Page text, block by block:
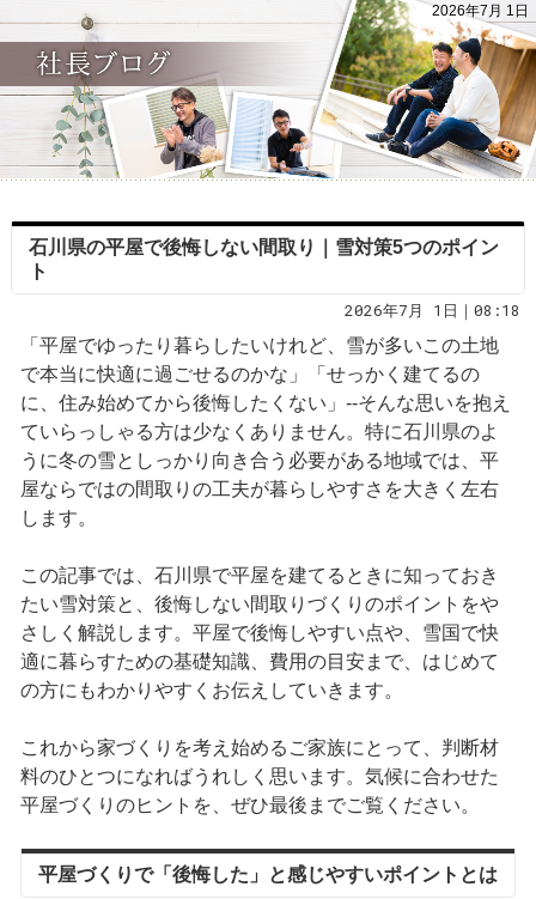
2026年7月 1日
石川県の平屋で後悔しない間取り｜雪対策5つのポイン
ト
2026年7月 1日｜08:18
「平屋でゆったり暮らしたいけれど、雪が多いこの土地
で本当に快適に過ごせるのかな」「せっかく建てるの
に、住み始めてから後悔したくない」--そんな思いを抱え
ていらっしゃる方は少なくありません。特に石川県のよ
うに冬の雪としっかり向き合う必要がある地域では、平
屋ならではの間取りの工夫が暮らしやすさを大きく左右
します。
この記事では、石川県で平屋を建てるときに知っておき
たい雪対策と、後悔しない間取りづくりのポイントをや
さしく解説します。平屋で後悔しやすい点や、雪国で快
適に暮らすための基礎知識、費用の目安まで、はじめて
の方にもわかりやすくお伝えしていきます。
これから家づくりを考え始めるご家族にとって、判断材
料のひとつになればうれしく思います。気候に合わせた
平屋づくりのヒントを、ぜひ最後までご覧ください。
平屋づくりで「後悔した」と感じやすいポイントとは